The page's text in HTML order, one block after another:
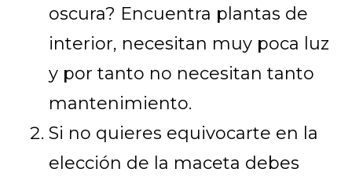
oscura? Encuentra plantas de
interior, necesitan muy poca luz
y por tanto no necesitan tanto
mantenimiento.
Si no quieres equivocarte en la
elección de la maceta debes